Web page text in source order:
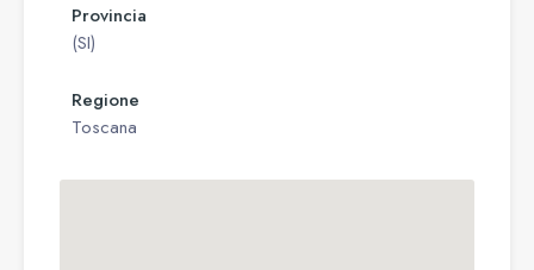
Provincia
(SI)
Regione
Toscana